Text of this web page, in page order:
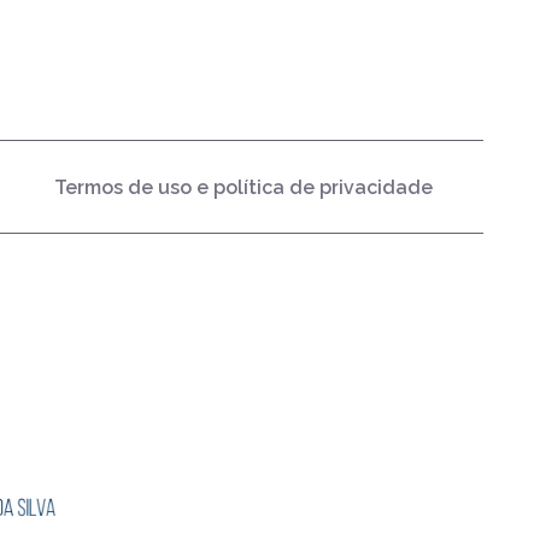
Termos de uso e política de privacidade